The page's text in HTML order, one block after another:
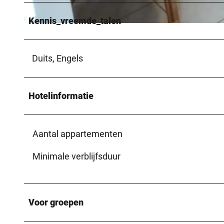
Kennis_vreemde_talen
Duits, Engels
Hotelinformatie
Aantal appartementen
Minimale verblijfsduur
Voor groepen